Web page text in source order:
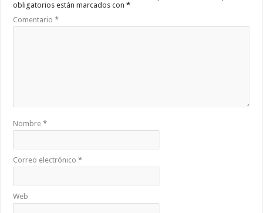
obligatorios están marcados con*
Comentario*
Nombre*
Correo electrónico*
Web